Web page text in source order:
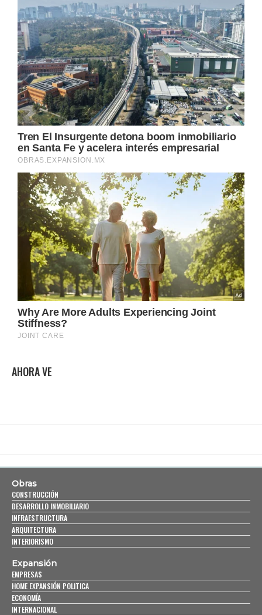
AHORA VE
Obras
CONSTRUCCIÓN
DESARROLLO INMOBILIARIO
INFRAESTRUCTURA
ARQUITECTURA
INTERIORISMO
Expansión
EMPRESAS
HOME EXPANSIÓN POLITICA
ECONOMÍA
INTERNACIONAL